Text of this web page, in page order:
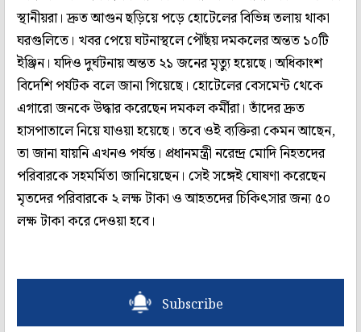
স্থানীয়রা। দ্রুত আগুন ছড়িয়ে পড়ে হোটেলের বিভিন্ন তলায় থাকা
ঘরগুলিতে। খবর পেয়ে ঘটনাস্থলে পৌঁছয় দমকলের অন্তত ১০টি
ইঞ্জিন। যদিও দুর্ঘটনায় অন্তত ২১ জনের মৃত্যু হয়েছে। অধিকাংশ
বিদেশি পর্যটক বলে জানা গিয়েছে। হোটেলের বেসমেন্ট থেকে
এগারো জনকে উদ্ধার করেছেন দমকল কর্মীরা। তাঁদের দ্রুত
হাসপাতালে নিয়ে যাওয়া হয়েছে। তবে ওই ব্যক্তিরা কেমন আছেন,
তা জানা যায়নি এখনও পর্যন্ত। প্রধানমন্ত্রী নরেন্দ্র মোদি নিহতদের
পরিবারকে সহমর্মিতা জানিয়েছেন। সেই সঙ্গেই ঘোষণা করেছেন
মৃতদের পরিবারকে ২ লক্ষ টাকা ও আহতদের চিকিৎসার জন্য ৫০
লক্ষ টাকা করে দেওয়া হবে।
Subscribe